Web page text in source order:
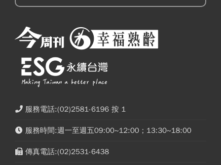
服務電話:(02)2581-6196 按 1
服務時間:週一至週五09:00~12:00；13:30~18:00
傳真電話:(02)2531-6438